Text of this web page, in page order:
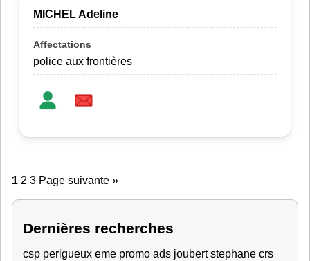
MICHEL Adeline
police aux frontières
1 2 3 Page suivante »
Dernières recherches
csp perigueux eme promo ads joubert stephane crs